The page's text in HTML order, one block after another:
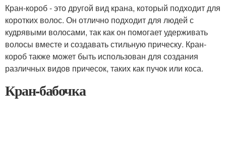
Кран-короб - это другой вид крана, который подходит для
коротких волос. Он отлично подходит для людей с
кудрявыми волосами, так как он помогает удерживать
волосы вместе и создавать стильную прическу. Кран-
короб также может быть использован для создания
различных видов причесок, таких как пучок или коса.
Кран-бабочка